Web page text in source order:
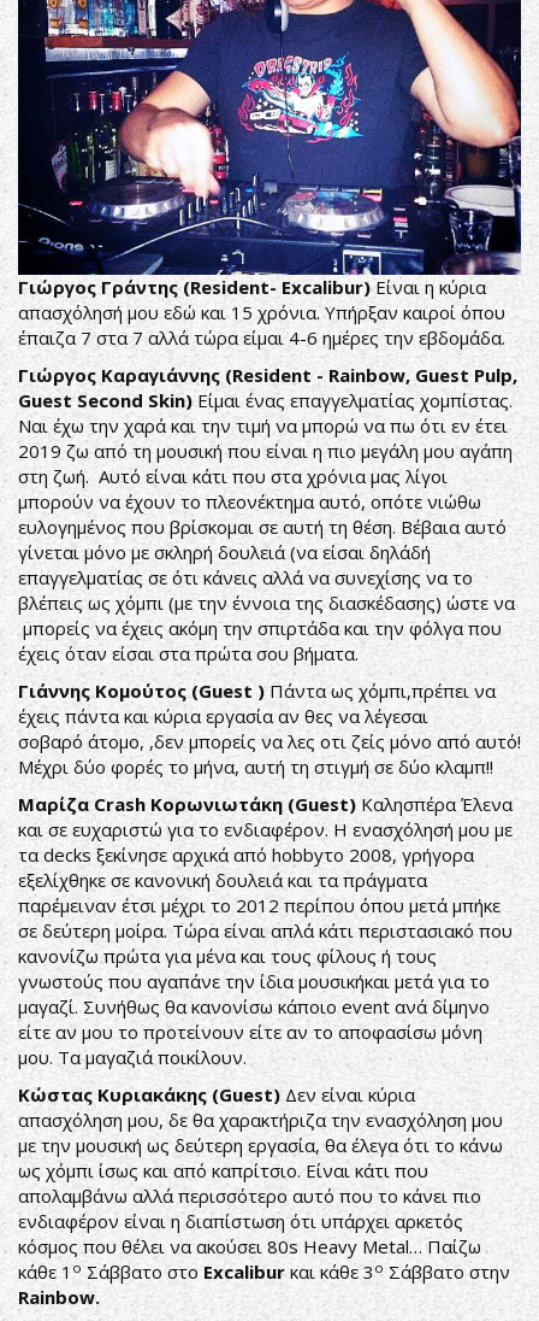
Γιώργος Γράντης (Resident- Excalibur)Είναι η κύρια
απασχόλησή μου εδώ και 15 χρόνια. Υπήρξαν καιροί όπου
έπαιζα 7 στα 7 αλλά τώρα είμαι 4-6 ημέρες την εβδομάδα.
Γιώργος Καραγιάννης (Resident - Rainbow, Guest Pulp,
Guest Second Skin)Είμαι ένας επαγγελματίας χομπίστας.
Ναι έχω την χαρά και την τιμή να μπορώ να πω ότι εν έτει
2019 ζω από τη μουσική που είναι η πιο μεγάλη μου αγάπη
στη ζωή. Αυτό είναι κάτι που στα χρόνια μας λίγοι
μπορούν να έχουν το πλεονέκτημα αυτό, οπότε νιώθω
ευλογημένος που βρίσκομαι σε αυτή τη θέση. Βέβαια αυτό
γίνεται μόνο με σκληρή δουλειά (να είσαι δηλάδή
επαγγελματίας σε ότι κάνεις αλλά να συνεχίσης να το
βλέπεις ως χόμπι (με την έννοια της διασκέδασης) ώστε να
μπορείς να έχεις ακόμη την σπιρτάδα και την φόλγα που
έχεις όταν είσαι στα πρώτα σου βήματα.
Γιάννης Κομούτος (Guest )Πάντα ως χόμπι,πρέπει να
έχεις πάντα και κύρια εργασία αν θες να λέγεσαι
σοβαρό άτομο, ,δεν μπορείς να λες οτι ζείς μόνο από αυτό!
Μέχρι δύο φορές το μήνα, αυτή τη στιγμή σε δύο κλαμπ!!
Μαρίζα Crash Κορωνιωτάκη (Guest) Kαλησπέρα Έλενα
και σε ευχαριστώ για το ενδιαφέρον. Η ενασχόλησή μου με
τα decks ξεκίνησε αρχικά από hobbyτο 2008, γρήγορα
εξελίχθηκε σε κανονική δουλειά και τα πράγματα
παρέμειναν έτσι μέχρι το 2012 περίπου όπου μετά μπήκε
σε δεύτερη μοίρα. Τώρα είναι απλά κάτι περιστασιακό που
κανονίζω πρώτα για μένα και τους φίλους ή τους
γνωστούς που αγαπάνε την ίδια μουσικήκαι μετά για το
μαγαζί. Συνήθως θα κανονίσω κάποιο event ανά δίμηνο
είτε αν μου το προτείνουν είτε αν το αποφασίσω μόνη
μου. Τα μαγαζιά ποικίλουν.
Κώστας Κυριακάκης (Guest)Δεν είναι κύρια
απασχόληση μου, δε θα χαρακτήριζα την ενασχόληση μου
με την μουσική ως δεύτερη εργασία, θα έλεγα ότι το κάνω
ως χόμπι ίσως και από καπρίτσιο. Είναι κάτι που
απολαμβάνω αλλά περισσότερο αυτό που το κάνει πιο
ενδιαφέρον είναι η διαπίστωση ότι υπάρχει αρκετός
κόσμος που θέλει να ακούσει 80s Heavy Metal… Παίζω
κάθε 1οΣάββατο στο Excaliburκαι κάθε 3οΣάββατο στην
Rainbow.